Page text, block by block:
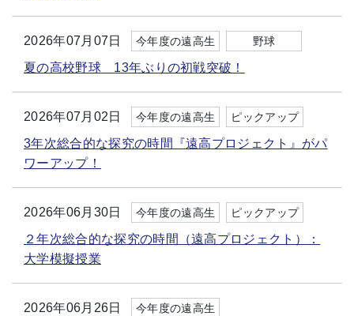
2026年07月07日 今年度の遠高生 野球
夏の高校野球 13年ぶりの初戦突破！
2026年07月02日 今年度の遠高生 ピックアップ
3年次総合的な探究の時間『遠高プロジェクト』がパ
ワーアップ！
2026年06月30日 今年度の遠高生 ピックアップ
２年次総合的な探究の時間（遠高プロジェクト）：
大学模擬授業
2026年06月26日 今年度の遠高生